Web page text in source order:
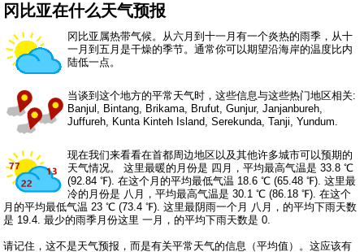
冈比亚在什么天气预报
冈比亚属热带气候。从六月到十一月有一个炎热的雨季，从十
一月到五月是干燥的季节。通常你可以期望沿海岸的温度比内
陆低一点。
当谈到这个地方的平常天气时，这些信息与这些热门地区相关:
Banjul, Bintang, Brikama, Brufut, Gunjur, Janjanbureh,
Juffureh, Kunta Kinteh Island, Serekunda, Tanji, Yundum.
现在我们来看看在首都周边地区以及其他许多城市可以预期的
天气情况。 这里最暖的月份是 四月，平均最高气温是 33.8 ℃
(92.84 ℉). 在这个月的平均最低气温 18.6 ℃ (65.48 ℉). 这里最
冷的月份是 八月，平均最高气温是 30.1 ℃ (86.18 ℉). 在这个
月的平均最低气温 23 ℃ (73.4 ℉). 这里最阴雨一个月 八月，的平均下雨天数
是 19.4. 最少的雨季月份这里 一月，的平均下雨天数是 0.
请记住，这不是天气预报，而是有关平常天气的信息（平均值）。这应该有